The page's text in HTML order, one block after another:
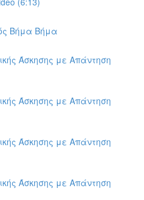
Βήμα Βήμα
Άσκησης με Απάντηση
Άσκησης με Απάντηση
Άσκησης με Απάντηση
Άσκησης με Απάντηση